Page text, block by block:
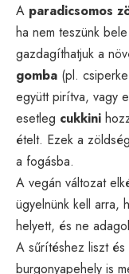
A paradicsomos
ha nem teszünk
gazdagíthatjuk a
gomba (pl.
együtt pirítva, vagy
esetleg cukkini
ételt. Ezek a
a fogásba.
A vegán változat
ügyelnünk kell arra,
helyett, és ne
A sűrítéshez liszt
burgonyapehely is